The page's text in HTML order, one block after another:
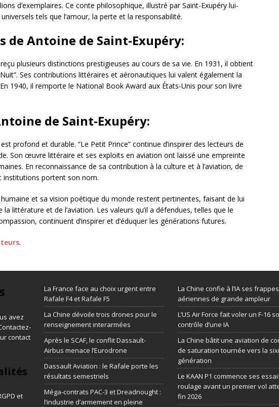
d’exemplaires. Ce conte philosophique, illustré par Saint-Exupéry lui-
tels que l’amour, la perte et la responsabilité.
de Antoine de Saint-Exupéry:
plusieurs distinctions prestigieuses au cours de sa vie. En 1931, il obtient
Ses contributions littéraires et aéronautiques lui valent également la
1940, il remporte le National Book Award aux États-Unis pour son livre
de Saint-Exupéry:
profond et durable. “Le Petit Prince” continue d’inspirer des lecteurs de
Son œuvre littéraire et ses exploits en aviation ont laissé une empreinte
En reconnaissance de sa contribution à la culture et à l’aviation, de
institutions portent son nom.
et sa vision poétique du monde restent pertinentes, faisant de lui
littérature et de l’aviation. Les valeurs qu’il a défendues, telles que le
continuent d’inspirer et d’éduquer les générations futures.
.
avez
contact
et
La France face au choix urgent entre
Rafale F4 et Rafale F5
La Chine dévoile trois drones pour le
renseignement interarmées
Après le SCAF, le conflit Dassault-
Airbus menace l’Eurodrone
Dassault Aviation : le Rafale porte les
résultats semestriels
Méga-contrats PAC-3 et Dreadnought :
l’industrie d’armement en pleine
La Chine confie à l’IA ses frappes
aériennes de grande ampleur
L’US Air Force fait voler un F-16
contrôle d’une IA
La Chine bâtit une aviation de
de saturation tournée vers la
génération
Le KAAN P1 commence ses
roulage avant un premier vol
fin 2026